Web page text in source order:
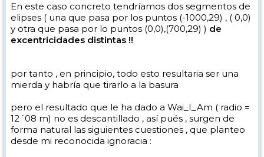
En este caso concreto tendríamos dos segmentos de
elipses ( una que pasa por los puntos (-1000,29) , ( 0,0)
y otra que pasa por lo puntos (0,0),(700,29) ) de
excentricidades distintas !!
por tanto , en principio, todo esto resultaria ser una
mierda y habría que tirarlo a la basura
pero el resultado que le ha dado a Wai_I_Am ( radio =
12´08 m) no es descantillado , así pués , surgen de
forma natural las siguientes cuestiones , que planteo
desde mi reconocida ignoracia :